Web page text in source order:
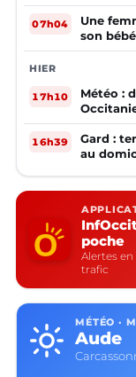
07h04
Une
son
HIER
17h10
Météo :
16h39
Gard :
au
poche
Alertes
trafic
MÉTÉO ·
Aude